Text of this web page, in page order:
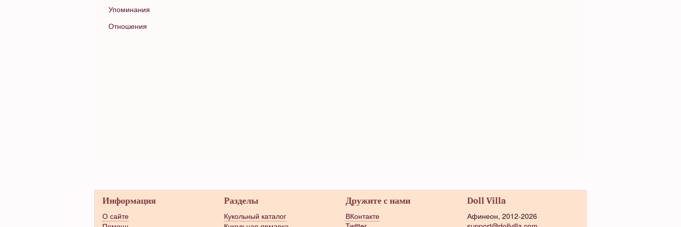
Упоминания
Отношения
Информация
О сайте
Разделы
Кукольный каталог
Дружите с нами
ВКонтакте
Doll Villa
Афинеон, 2012-2026